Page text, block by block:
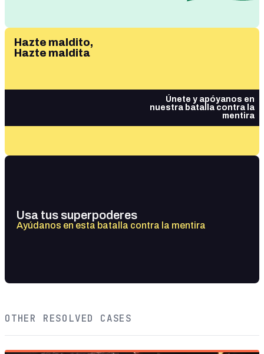
Hazte maldito,
Hazte maldita
Únete y apóyanos en
nuestra batalla contra la
mentira
Usa tus superpoderes
Ayúdanos en esta batalla contra la mentira
OTHER RESOLVED CASES